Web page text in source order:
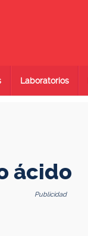
Laboratorios
ácido
Publicidad